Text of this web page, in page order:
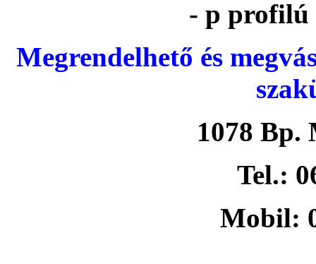
- p profilú
Megrendelhető és
1078 Bp.
Tel.:
Mobil: